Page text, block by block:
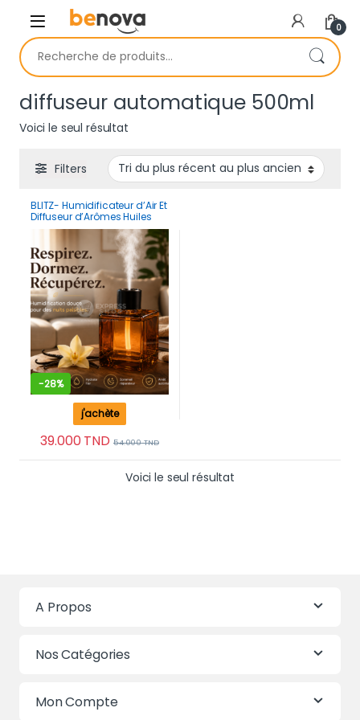
Skip to navigation
Skip to content
0
Recherche pour :
diffuseur automatique 500ml
Voici le seul résultat
Filters
BLITZ- Humidificateur d’Air Et
Diffuseur d’Arômes Huiles
Essentielles 500 ml
Rechargeable & Portable
-28%
39.000TND 54.000TND
j'achète
Voici le seul résultat
A Propos
Nos Catégories
Mon Compte